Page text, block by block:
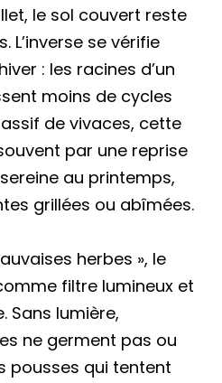
le sol couvert reste
L’inverse se vérifie
: les racines d’un
moins de cycles
de vivaces, cette
par une reprise
au printemps,
grillées ou abîmées.
herbes », le
filtre lumineux et
Sans lumière,
ne germent pas ou
pousses qui tentent